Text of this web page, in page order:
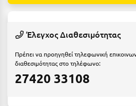
Γύθειο
Δελφοί
Έλεγχος Διαθεσιμότητας
Πρέπει να προηγηθεί τηλεφωνική
διαθεσιμότητας στο τηλέφωνο:
27420 33108